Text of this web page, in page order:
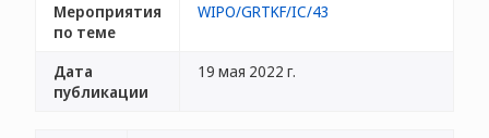
Мероприятия
по теме
WIPO/GRTKF/IC/43
Дата
публикации
19 мая 2022 г.